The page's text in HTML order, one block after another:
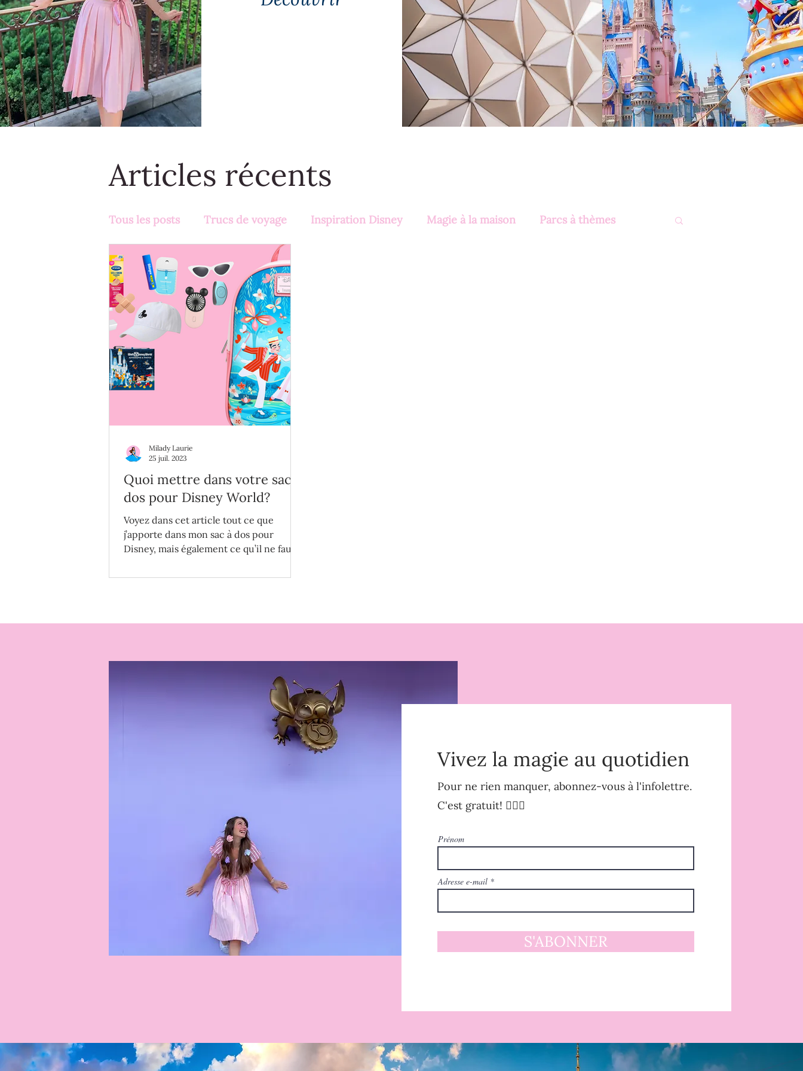
Articles récents
Tous les posts Trucs de voyage Inspiration Disney Magie à la maison Parcs à thèmes
Activités en famille
Quoi mettre dans votre sac à
dos pour Disney World?
Voyez dans cet article tout ce que
j’apporte dans mon sac à dos pour
Disney, mais également ce qu’il ne faut
Milady Laurie
25 juil. 2023
Vivez la magie au quotidien
Pour ne rien manquer, abonnez-vous à l'infolettre.
C'est gratuit! 🧚🏻‍♀️
Prénom
Adresse e-mail
S'ABONNER